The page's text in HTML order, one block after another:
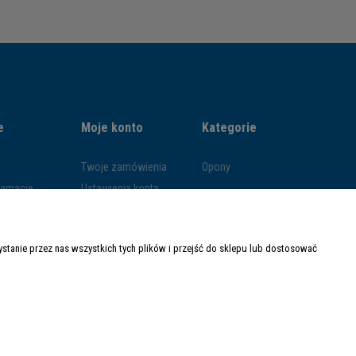
dostawy
Moje konto
Twoje zamówienia
Ustawienia konta
Kategorie
Opony
przez nas wszystkich tych plików i przejść do sklepu lub dostosować